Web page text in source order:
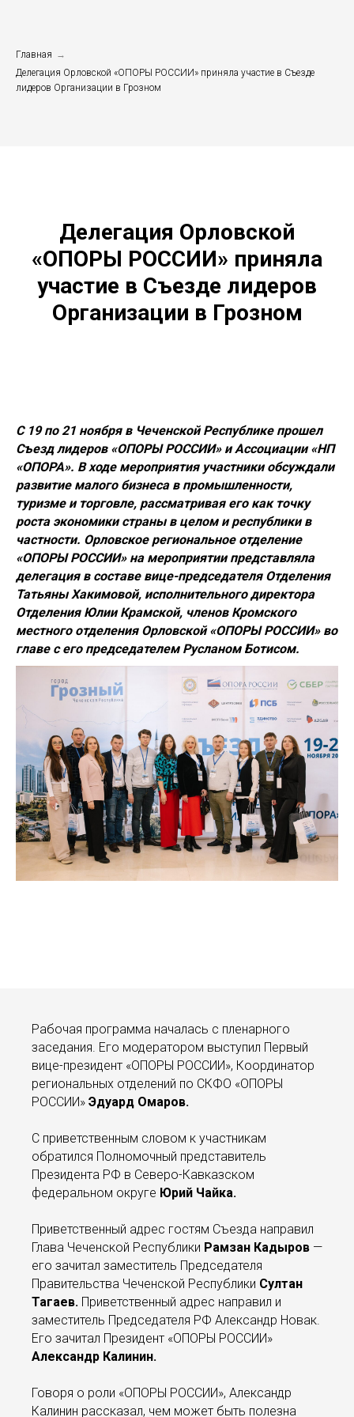
Главная →
Делегация Орловской «ОПОРЫ РОССИИ» приняла участие в Съезде
лидеров Организации в Грозном
Делегация Орловской
«ОПОРЫ РОССИИ» приняла
участие в Съезде лидеров
Организации в Грозном
С 19 по 21 ноября в Чеченской Республике прошел
Съезд лидеров «ОПОРЫ РОССИИ» и Ассоциации «НП
«ОПОРА». В ходе мероприятия участники обсуждали
развитие малого бизнеса в промышленности,
туризме и торговле, рассматривая его как точку
роста экономики страны в целом и республики в
частности. Орловское региональное отделение
«ОПОРЫ РОССИИ» на мероприятии представляла
делегация в составе вице-председателя Отделения
Татьяны Хакимовой, исполнительного директора
Отделения Юлии Крамской, членов Кромского
местного отделения Орловской «ОПОРЫ РОССИИ» во
главе с его председателем Русланом Ботисом.
Рабочая программа началась с пленарного
заседания. Его модератором выступил Первый
вице-президент «ОПОРЫ РОССИИ», Координатор
региональных отделений по СКФО «ОПОРЫ
РОССИИ» Эдуард Омаров.
С приветственным словом к участникам
обратился Полномочный представитель
Президента РФ в Северо-Кавказском
федеральном округе Юрий Чайка.
Приветственный адрес гостям Съезда направил
Глава Чеченской Республики Рамзан Кадыров —
его зачитал заместитель Председателя
Правительства Чеченской Республики Султан
Тагаев. Приветственный адрес направил и
заместитель Председателя РФ Александр Новак.
Его зачитал Президент «ОПОРЫ РОССИИ»
Александр Калинин.
Говоря о роли «ОПОРЫ РОССИИ», Александр
Калинин рассказал, чем может быть полезна